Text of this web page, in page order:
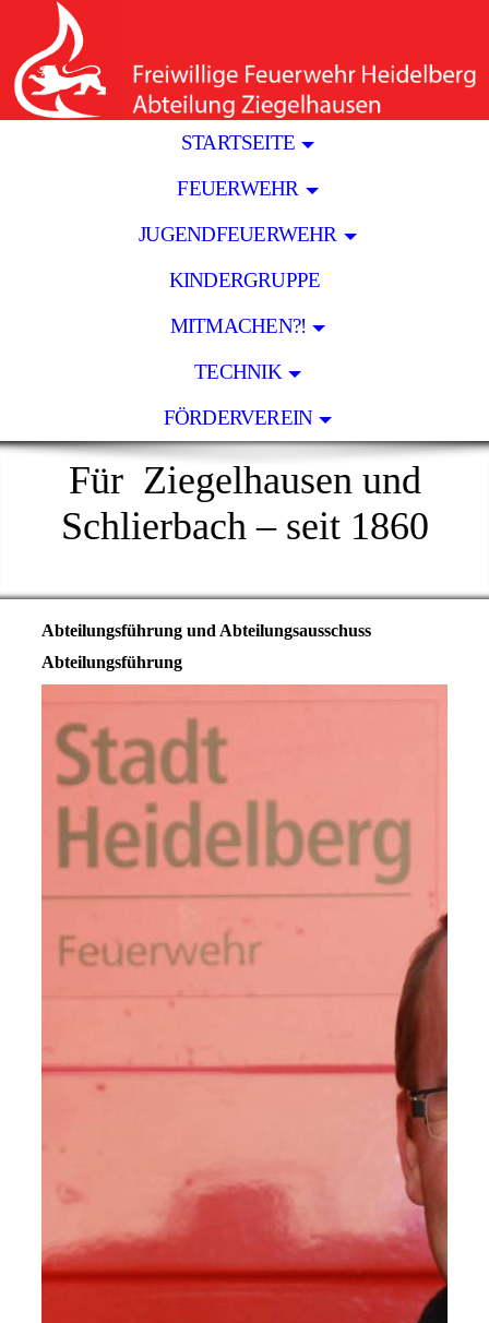
STARTSEITE
FEUERWEHR
JUGENDFEUERWEHR
KINDERGRUPPE
MITMACHEN?!
TECHNIK
FÖRDERVEREIN
FürZiegelhausen und
Schlierbach – seit 1860
Abteilungsführung und Abteilungsausschuss
Abteilungsführung